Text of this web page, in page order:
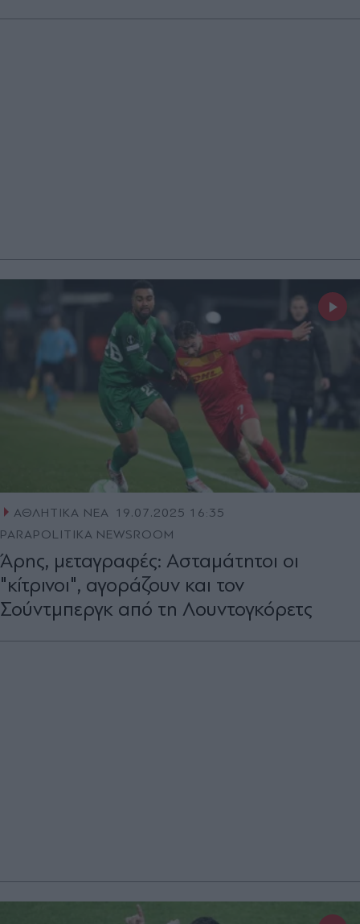
ΑΘΛΗΤΙΚΑ ΝΕΑ 19.07.2025 16:35
PARAPOLITIKA NEWSROOM
Άρης, μεταγραφές: Ασταμάτητοι οι
"κίτρινοι", αγοράζουν και τον
Σούντμπεργκ από τη Λουντογκόρετς